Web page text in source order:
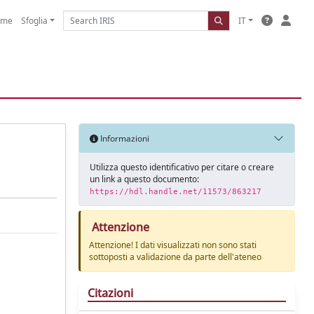
Sfoglia IT
Informazioni
Utilizza questo identificativo per citare o creare
un link a questo documento:
https://hdl.handle.net/11573/863217
Attenzione
Attenzione! I dati visualizzati non sono stati
sottoposti a validazione da parte dell'ateneo
Citazioni